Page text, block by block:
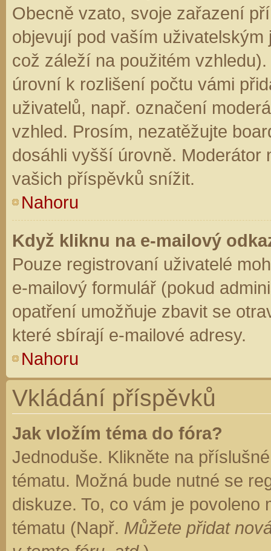
Obecně vzato, svoje zařazení
objevují pod vaším
což záleží na použitém
úrovní k rozlišení počtu vámi
uživatelů, např. označení
vzhled. Prosím, nezatěžujte
dosáhli vyšší úrovně. Moderátor
vašich příspěvků snížit.
Nahoru
Když kliknu na e-mailový
Pouze registrovaní uživatelé
e-mailový formulář (pokud
opatření umožňuje zbavit se
které sbírají e-mailové adresy.
Nahoru
Vkládání příspěvků
Jak vložím téma do fóra?
Jednoduše. Klikněte na
tématu. Možná bude nutné se
diskuze. To, co vám je
tématu (Např. Můžete přidat